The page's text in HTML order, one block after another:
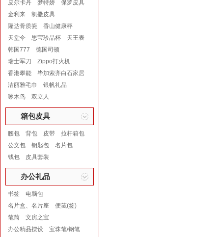
皮尔卡丹 梦特娇
保罗皮具
金利来
凯撒皮具
隆达骨质瓷
香山健康秤
天堂伞
思宝珍品杯
天王表
韩国777
德国司顿
瑞士军刀
Zippo打火机
香港攀能
毕加索齐白石家居
洁丽雅毛巾
银帆礼品
啄木鸟
双立人
箱包皮具
腰包 背包 皮带
拉杆箱包
公文包
钥匙包
名片包
钱包
皮具套装
办公礼品
书签
电脑包
名片盒、名片座
便笺(签)
笔筒
文房之宝
办公精品摆设
宝珠笔/钢笔